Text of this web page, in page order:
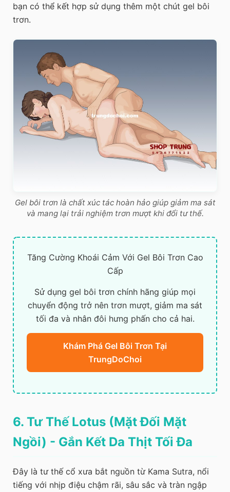
bạn có thể kết hợp sử dụng thêm một chút gel bôi
trơn.
Gel bôi trơn là chất xúc tác hoàn hảo giúp giảm ma sát
và mang lại trải nghiệm trơn mượt khi đổi tư thế.
Tăng Cường Khoái Cảm Với Gel Bôi Trơn Cao
Cấp
Sử dụng gel bôi trơn chính hãng giúp mọi
chuyển động trở nên trơn mượt, giảm ma sát
tối đa và nhân đôi hưng phấn cho cả hai.
Khám Phá Gel Bôi Trơn Tại
TrungDoChoi
6. Tư Thế Lotus (Mặt Đối Mặt
Ngồi) - Gắn Kết Da Thịt Tối Đa
Đây là tư thế cổ xưa bắt nguồn từ Kama Sutra, nổi
tiếng với nhịp điệu chậm rãi, sâu sắc và tràn ngập